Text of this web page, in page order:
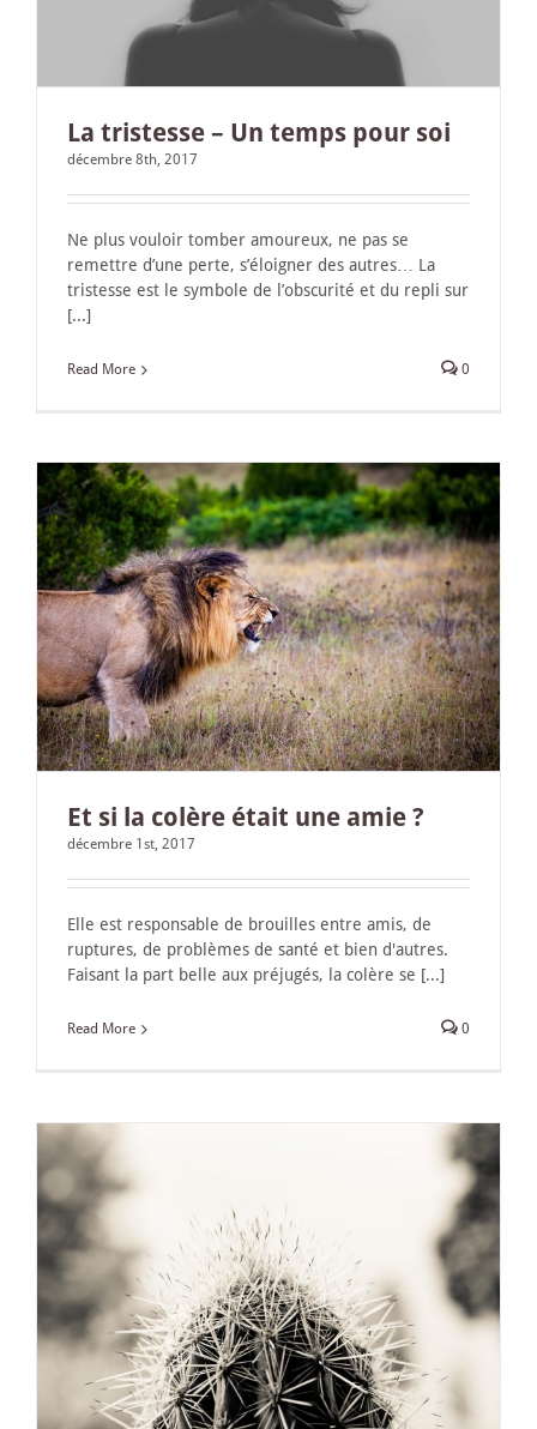
La tristesse – Un temps pour soi
décembre 8th, 2017
Ne plus vouloir tomber amoureux, ne pas se
remettre d’une perte, s’éloigner des autres… La
tristesse est le symbole de l’obscurité et du repli sur
[...]
Read More 0
Et si la colère était une amie ?
décembre 1st, 2017
Elle est responsable de brouilles entre amis, de
ruptures, de problèmes de santé et bien d'autres.
Faisant la part belle aux préjugés, la colère se [...]
Read More 0